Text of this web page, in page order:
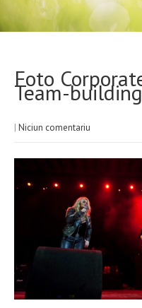
Foto
Team-building
| Niciun comentariu